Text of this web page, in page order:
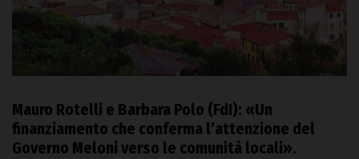
Mauro Rotelli e Barbara Polo (FdI): «Un
finanziamento che conferma l’attenzione del
Governo Meloni verso le comunità locali».